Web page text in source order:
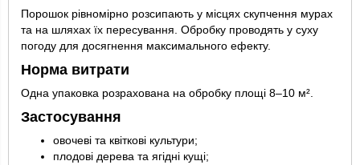
Порошок рівномірно розсипають у місцях скупчення мурах
та на шляхах їх пересування. Обробку проводять у суху
погоду для досягнення максимального ефекту.
Норма витрати
Одна упаковка розрахована на обробку площі 8–10 м².
Застосування
овочеві та квіткові культури;
плодові дерева та ягідні кущі;